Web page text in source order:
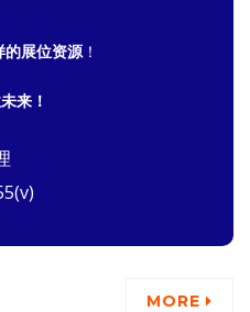
的展位资源！
来！
MORE